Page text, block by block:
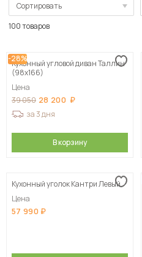
Сортировать
Сначала дорогие
100 товаров
-28%
Кухонный угловой диван Таллин
(98х166)
Цена
39 050 28 200
за 3 дня
В корзину
Кухонный уголок Кантри Левый
Цена
57 990